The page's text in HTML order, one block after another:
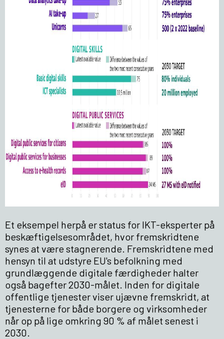
Et eksempel herpå er status for IKT-eksperter på
beskæftigelsesområdet, hvor fremskridtene
synes at være stagnerende. Fremskridtene med
hensyn til at udstyre EU's befolkning med
grundlæggende digitale færdigheder halter
også bagefter 2030-målet. Inden for digitale
offentlige tjenester viser ujævne fremskridt, at
tjenesterne for både borgere og virksomheder
når op på lige omkring 90 % af målet senest i
2030.